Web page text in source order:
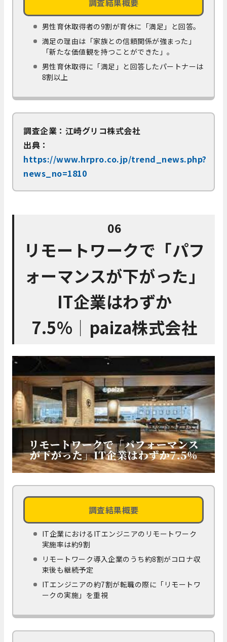
調査結果概要
男性育休取得者の9割が育休に「満足」と回答。
満足の理由は「家族との信頼関係が強まった」
「新たな価値観を持つことができた」。
男性育休取得に「満足」と回答したパートナーは
8割以上
調査企業：江崎グリコ株式会社
出典：
https://www.hrpro.co.jp/trend_news.php?
news_no=1810
06
リモートワークで「パフ
ォーマンスが下がった」
IT企業はわずか
7.5%│paiza株式会社
調査結果概要
IT企業におけるITエンジニアのリモートワーク
実施率は約9割
リモートワーク導入企業のうち約8割がコロナ収
束後も継続予定
ITエンジニアの約7割が転職の際に「リモートワ
ークの実施」を重視